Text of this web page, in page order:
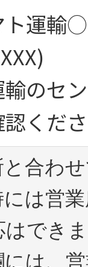
ト運輸
のセ
認
合わ
は営
はでき
は、